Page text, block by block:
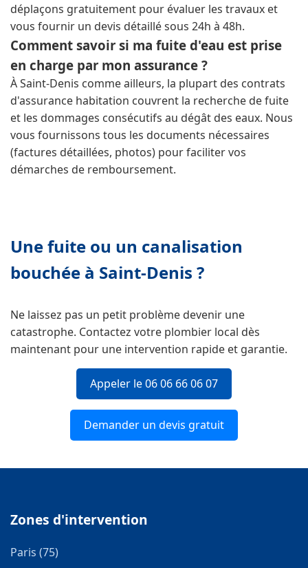
déplaçons gratuitement pour évaluer les travaux et
vous fournir un devis détaillé sous 24h à 48h.
Comment savoir si ma fuite d'eau est prise
en charge par mon assurance ?
À Saint-Denis comme ailleurs, la plupart des contrats
d'assurance habitation couvrent la recherche de fuite
et les dommages consécutifs au dégât des eaux. Nous
vous fournissons tous les documents nécessaires
(factures détaillées, photos) pour faciliter vos
démarches de remboursement.
Une fuite ou un canalisation
bouchée à Saint-Denis ?
Ne laissez pas un petit problème devenir une
catastrophe. Contactez votre plombier local dès
maintenant pour une intervention rapide et garantie.
Appeler le 06 06 66 06 07
Demander un devis gratuit
Zones d'intervention
Paris (75)